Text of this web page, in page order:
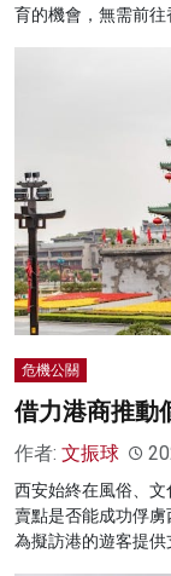
育的機會，無需前往
危機公關
借力港商推動
作者: 文振球
西安始終在風俗、
賣點是否能成功俘
為擬訪港的遊客提供